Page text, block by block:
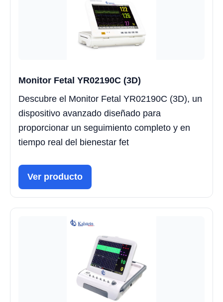
Monitor Fetal YR02190C (3D)
Descubre el Monitor Fetal YR02190C (3D), un
dispositivo avanzado diseñado para
proporcionar un seguimiento completo y en
tiempo real del bienestar fet
Ver producto